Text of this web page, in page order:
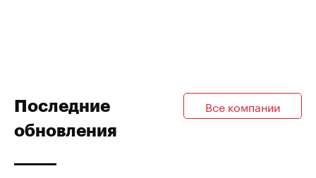
Последние
обновления
Все компании